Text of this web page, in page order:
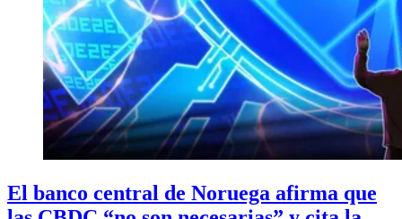
El banco central de Noruega afirma que